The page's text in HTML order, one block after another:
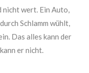
nicht wert. Ein Auto,
Schlamm wühlt,
Das alles kann der
er nicht.